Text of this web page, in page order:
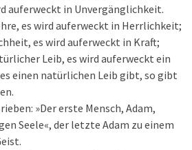
auferweckt in Unvergänglichkeit.
es wird auferweckt in Herrlichkeit;
es wird auferweckt in Kraft;
Leib, es wird auferweckt ein
einen natürlichen Leib gibt, so gibt
»Der erste Mensch, Adam,
Seele«, der letzte Adam zu einem